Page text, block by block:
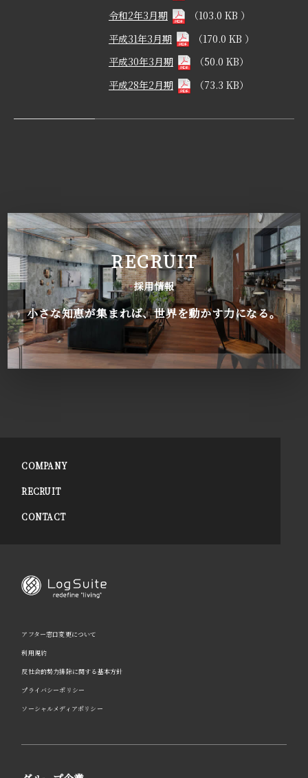
令和2年3月期
（103.0 KB ）
平成31年3月期
（170.0 KB ）
平成30年3月期
（50.0 KB）
平成28年2月期
（73.3 KB）
RECRUIT
採用情報
小さな知恵が集まれば、世界を動かす力になる。
COMPANY
RECRUIT
CONTACT
アフター窓口変更について
利用規約
反社会的勢力排除に関する基本方針
プライバシーポリシー
ソーシャルメディアポリシー